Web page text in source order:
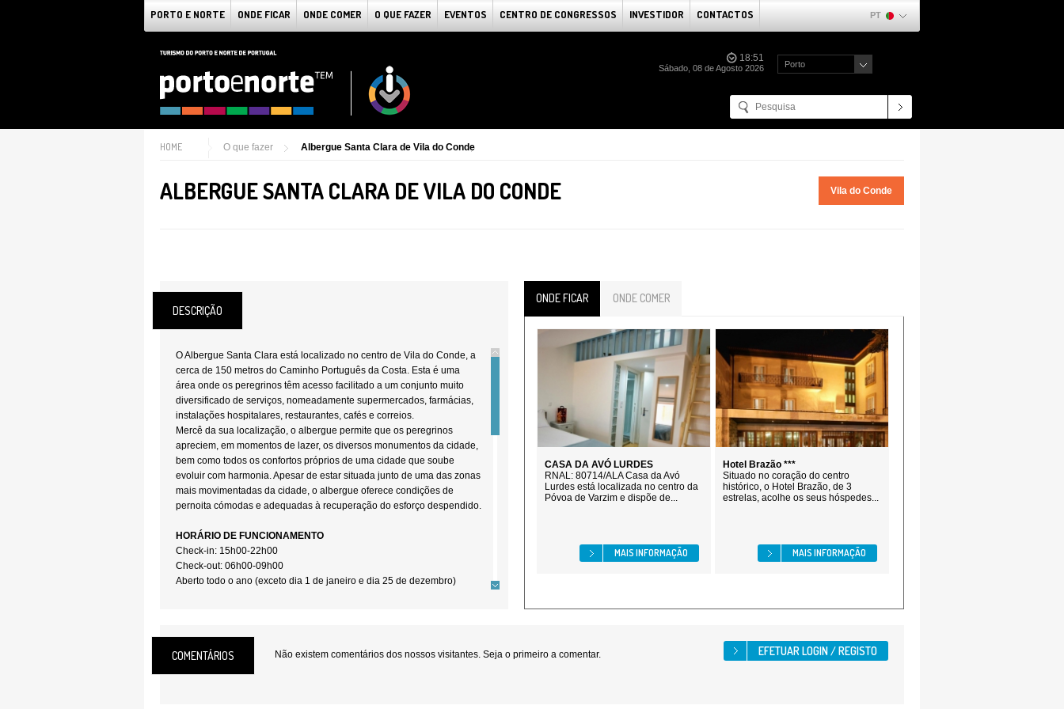
PORTO E NORTE ONDE FICAR ONDE COMER O QUE FAZER EVENTOS CENTRO DE CONGRESSOS INVESTIDOR CONTACTOS PT
18:51
Sábado, 08 de Agosto 2026 Porto
HOME O que fazer Albergue Santa Clara de Vila do Conde
ALBERGUE SANTA CLARA DE VILA DO CONDE Vila do Conde
DESCRIÇÃO
O Albergue Santa Clara está localizado no centro de Vila do Conde, a
cerca de 150 metros do Caminho Português da Costa. Esta é uma
área onde os peregrinos têm acesso facilitado a um conjunto muito
diversificado de serviços, nomeadamente supermercados, farmácias,
instalações hospitalares, restaurantes, cafés e correios.
Mercê da sua localização, o albergue permite que os peregrinos
apreciem, em momentos de lazer, os diversos monumentos da cidade,
bem como todos os confortos próprios de uma cidade que soube
evoluir com harmonia. Apesar de estar situada junto de uma das zonas
mais movimentadas da cidade, o albergue oferece condições de
pernoita cómodas e adequadas à recuperação do esforço despendido.
HORÁRIO DE FUNCIONAMENTO
Check-in: 15h00-22h00
Check-out: 06h00-09h00
Aberto todo o ano (exceto dia 1 de janeiro e dia 25 de dezembro)
possibilidade de efetuar reserva prévia.
ONDE FICAR ONDE COMER
CASA DA AVÓ LURDES
RNAL: 80714/ALA Casa da Avó
Lurdes está localizada no centro da
Póvoa de Varzim e dispõe de...
MAIS INFORMAÇÃO
Hotel Brazão ***
Situado no coração do centro
histórico, o Hotel Brazão, de 3
estrelas, acolhe os seus hóspedes...
MAIS INFORMAÇÃO
COMENTÁRIOS Não existem comentários dos nossos visitantes. Seja o primeiro a comentar.